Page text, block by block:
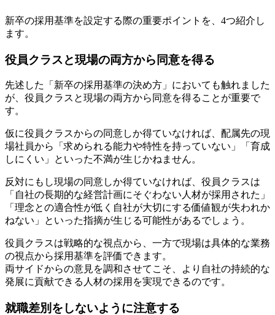
新卒の採用基準を設定する際の重要ポイントを、4つ紹介し
ます。
役員クラスと現場の両方から同意を得る
先述した「新卒の採用基準の決め方」においても触れました
が、役員クラスと現場の両方から同意を得ることが重要で
す。
仮に役員クラスからの同意しか得ていなければ、配属先の現
場社員から「求められる能力や特性を持っていない」「育成
しにくい」といった不満が生じかねません。
反対にもし現場の同意しか得ていなければ、役員クラスは
「自社の長期的な経営計画にそぐわない人材が採用された」
「理念との適合性が低く自社が大切にする価値観が失われか
ねない」といった指摘が生じる可能性があるでしょう。
役員クラスは戦略的な視点から、一方で現場は具体的な業務
の視点から採用基準を評価できます。
両サイドからの意見を調和させてこそ、より自社の持続的な
発展に貢献できる人材の採用を実現できるのです。
就職差別をしないように注意する